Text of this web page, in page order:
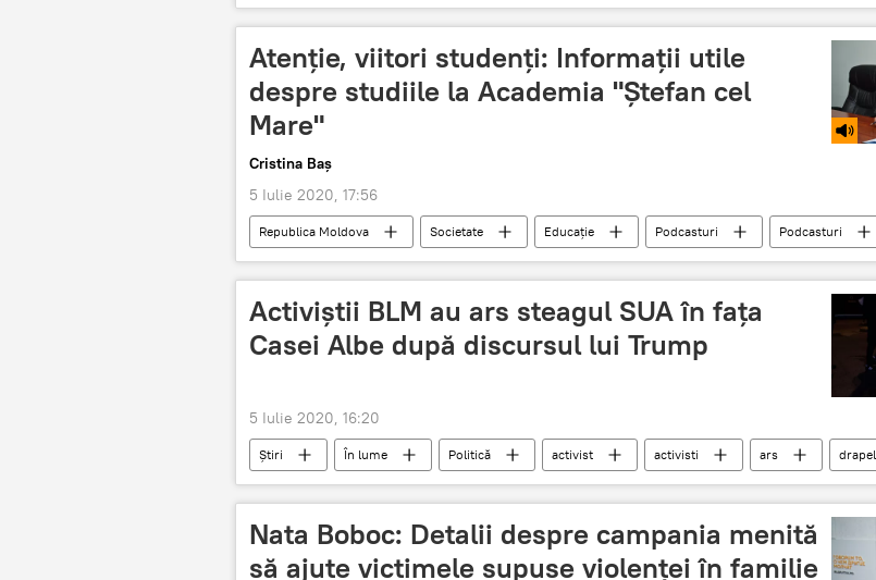
coronavirus
România Români COVID-19
Atenție, viitori studenți: Informații utile
despre studiile la Academia "Ştefan cel
Mare"
Cristina Baș
5 Iulie 2020, 17:56
Republica Moldova Societate Educație Podcasturi
Podcasturi
admitere
2020
Activiștii BLM au ars steagul SUA în fața
Casei Albe după discursul lui Trump
5 Iulie 2020, 16:20
Știri În lume Politică activist activisti ars drapel
Nata Boboc: Detalii despre campania menită
să ajute victimele supuse violenţei în familie